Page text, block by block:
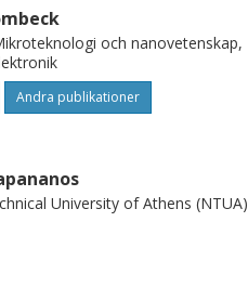
och nanovetenskap,
Andra publikationer
University of Athens (NTUA)